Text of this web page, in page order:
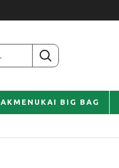
AKMENUKAI BIG BAG